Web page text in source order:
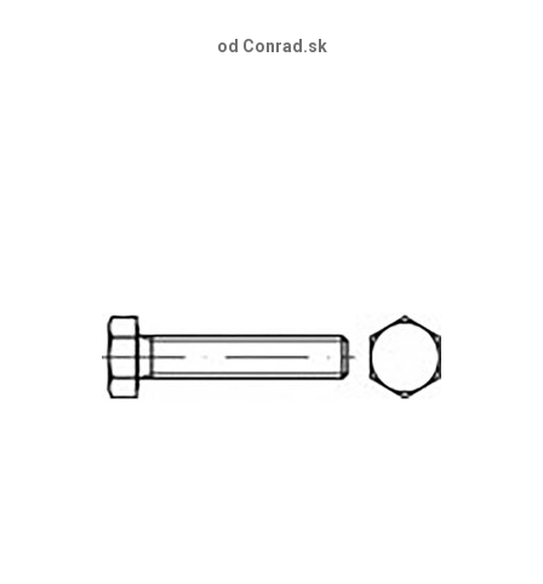
od Conrad.sk